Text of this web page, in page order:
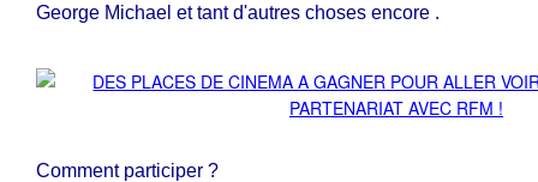
George Michael et tant d'autres choses encore .
Comment participer ?